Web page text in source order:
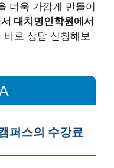
더욱 가깝게 만들어
대치명인학원에서
바로 상담 신청해보
퍼스의 수강료